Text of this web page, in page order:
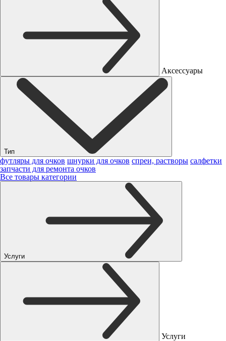
Аксессуары
Тип
футляры для очков шнурки для очков спреи, растворы салфетки
запчасти для ремонта очков
Все товары категории
Услуги
Услуги